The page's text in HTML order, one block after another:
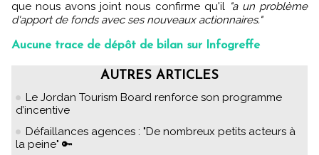
que nous avons joint nous confirme qu'il "a un problème
d'apport de fonds avec ses nouveaux actionnaires."
Aucune trace de dépôt de bilan sur Infogreffe
AUTRES ARTICLES
Le Jordan Tourism Board renforce son programme
d’incentive
Défaillances agences : "De nombreux petits acteurs à
la peine" 🔑